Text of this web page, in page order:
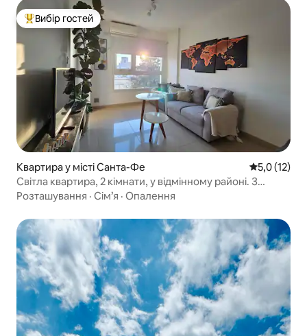
Топ вибір гостей
Вибір гостей
Квартира у місті Санта-Фе Середня
5,0 (12)
Світла квартира, 2 кімнати, у відмінному районі. З
гаражем!
Розташування · Сім’я · Опалення